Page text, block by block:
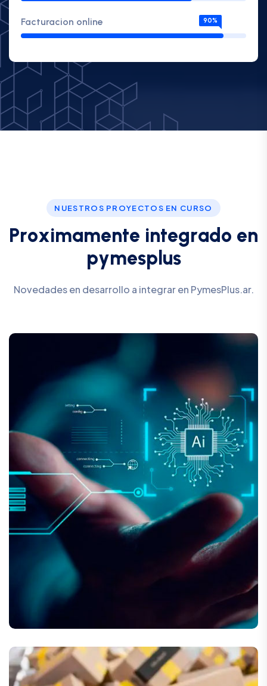
Facturacion online 90%
NUESTROS PROYECTOS EN CURSO
Proximamente integrado en
pymesp us
Novedades en desarrollo a integrar en PymesPlus.ar.